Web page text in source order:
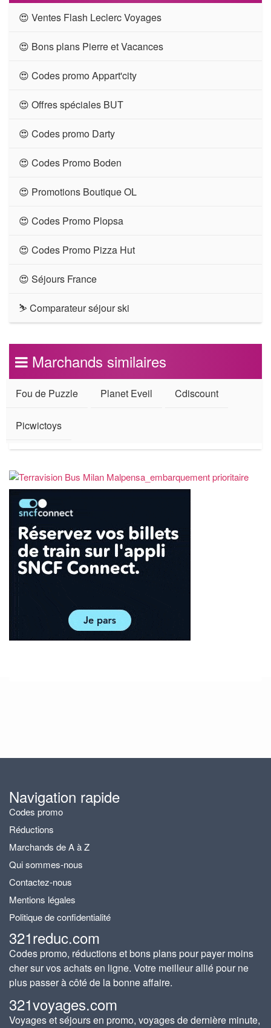
😍 Ventes Flash Leclerc Voyages
😍 Bons plans Pierre et Vacances
😍 Codes promo Appart'city
😍 Offres spéciales BUT
😍 Codes promo Darty
😍 Codes Promo Boden
😍 Promotions Boutique OL
😍 Codes Promo Plopsa
😍 Codes Promo Pizza Hut
😍 Séjours France
⛷ Comparateur séjour ski
Marchands similaires
Fou de Puzzle Planet Eveil Cdiscount
Picwictoys
Navigation rapide
Codes promo
Réductions
Marchands de A à Z
Qui sommes-nous
Contactez-nous
Mentions légales
Politique de confidentialité
321reduc.com
Codes promo, réductions et bons plans pour payer moins
cher sur vos achats en ligne. Votre meilleur allié pour ne
plus passer à côté de la bonne affaire.
321voyages.com
Voyages et séjours en promo, voyages de dernière minute,